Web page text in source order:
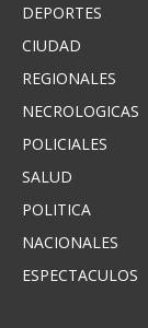
DEPORTES
CIUDAD
REGIONALES
NECROLOGICAS
POLICIALES
SALUD
POLITICA
NACIONALES
ESPECTACULOS